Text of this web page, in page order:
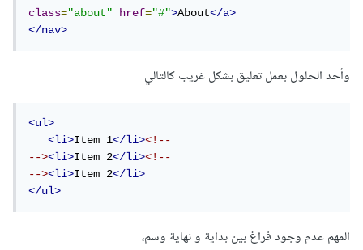
class="about" href="#">About</a>
</nav>
وأحد الحلول بعمل تعليق بشكل غريب كالتالي
<ul>
<li>Item 1</li><!--
--><li>Item 2</li><!--
--><li>Item 2</li>
</ul>
المهم عدم وجود فراغ بين بداية و نهاية وسم،